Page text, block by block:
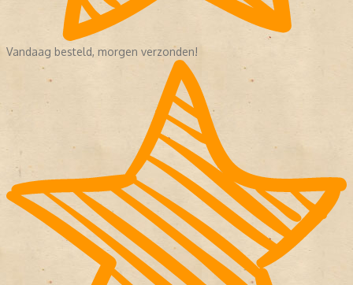
Vandaag besteld, morgen verzonden!